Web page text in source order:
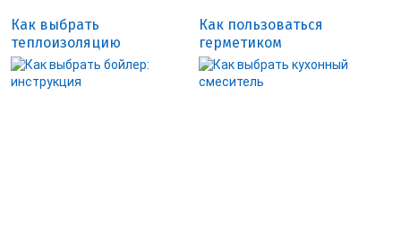
Как выбрать
теплоизоляцию
Как пользоваться
герметиком